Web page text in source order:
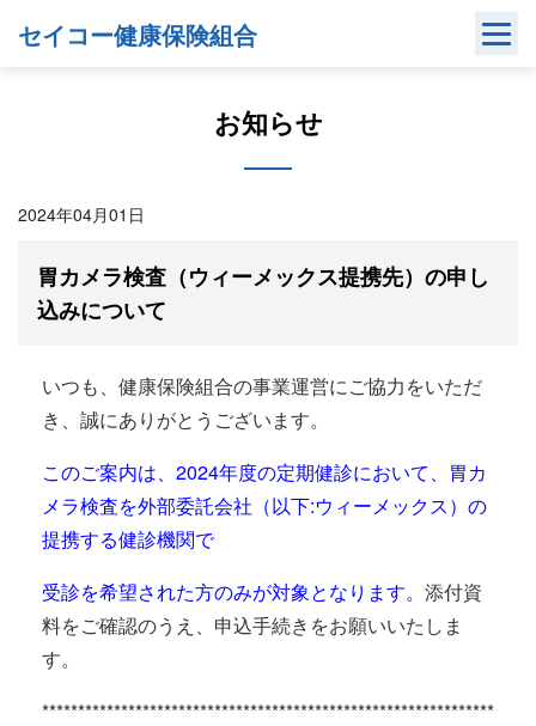
セイコー健康保険組合
お知らせ
2024年04月01日
胃カメラ検査（ウィーメックス提携先）の申し
込みについて
いつも、健康保険組合の事業運営にご協力をいただ
き、誠にありがとうございます。
このご案内は、2024年度の定期健診において、胃カ
メラ検査を外部委託会社（以下:ウィーメックス）の
提携する健診機関で
受診を希望された方のみが対象となります。 添付資
料をご確認のうえ、申込手続きをお願いいたしま
す。
***************************************************************